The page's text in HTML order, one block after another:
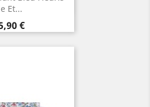
Et...
€